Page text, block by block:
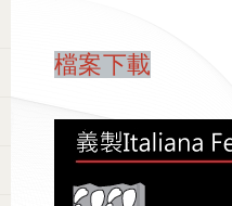
檔案下載